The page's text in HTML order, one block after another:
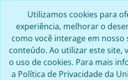
Utilizamos cookies para
experiência, melhorar o
como você interage em
conteúdo. Ao utilizar este site,
o uso de cookies. Para mais
a Política de Privacidade da